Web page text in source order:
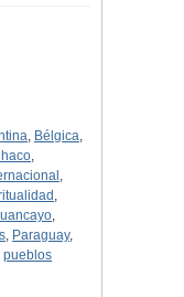
, Bélgica,
,
,
,
,
, Paraguay,
pueblos